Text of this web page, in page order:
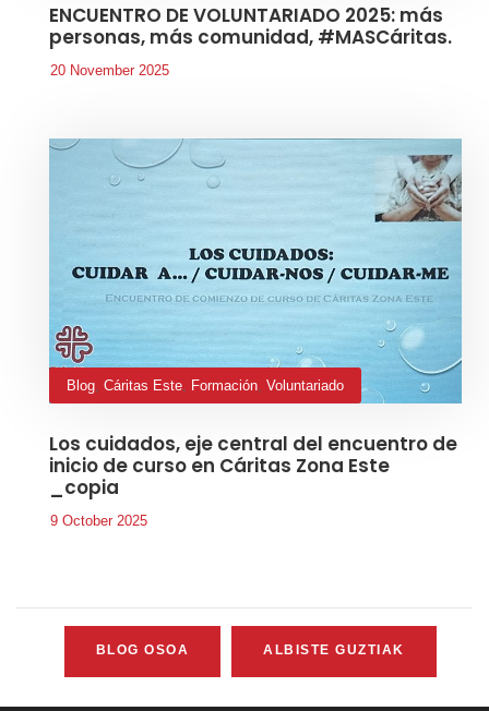
ENCUENTRO DE VOLUNTARIADO 2025: más
personas, más comunidad, #MASCáritas.
20 November 2025
Blog Cáritas Este Formación Voluntariado
Los cuidados, eje central del encuentro de
inicio de curso en Cáritas Zona Este
_copia
9 October 2025
BLOG OSOA ALBISTE GUZTIAK